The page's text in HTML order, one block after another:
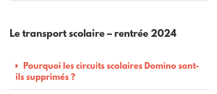
Le transport scolaire – rentrée 2024
Pourquoi les circuits scolaires Domino sont-
ils supprimés ?